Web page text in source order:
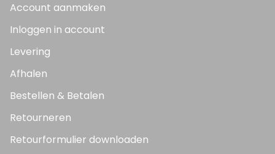
Account aanmaken
Inloggen in account
Levering
Afhalen
Bestellen & Betalen
Retourneren
Retourformulier downloaden